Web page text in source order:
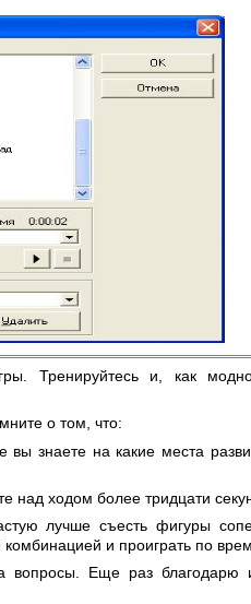
Тренируйтесь и, как модно
о том, что:
знаете на какие места
над ходом более тридцати
лучше съесть фигуры
и проиграть по
вопросы. Еще раз благодарю